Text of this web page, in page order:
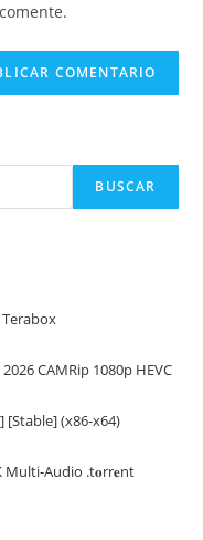
BUSCAR
Terabox
CAMRip 1080p HEVC
[Stable] (x86-x64)
Multi-Audio .t𝐨rr𝐞nt